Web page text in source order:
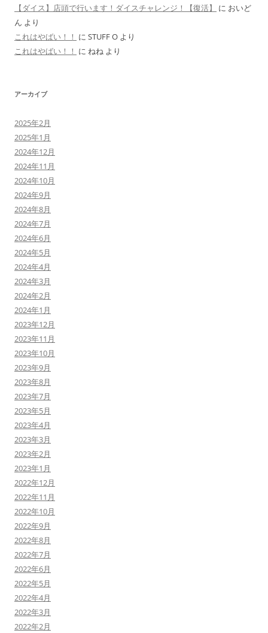
【ダイス】店頭で行います！ダイスチャレンジ！【復活】
に おいど
ん より
これはやばい！！ に STUFF O より
これはやばい！！ に ねね より
アーカイブ
2025年2月
2025年1月
2024年12月
2024年11月
2024年10月
2024年9月
2024年8月
2024年7月
2024年6月
2024年5月
2024年4月
2024年3月
2024年2月
2024年1月
2023年12月
2023年11月
2023年10月
2023年9月
2023年8月
2023年7月
2023年5月
2023年4月
2023年3月
2023年2月
2023年1月
2022年12月
2022年11月
2022年10月
2022年9月
2022年8月
2022年7月
2022年6月
2022年5月
2022年4月
2022年3月
2022年2月